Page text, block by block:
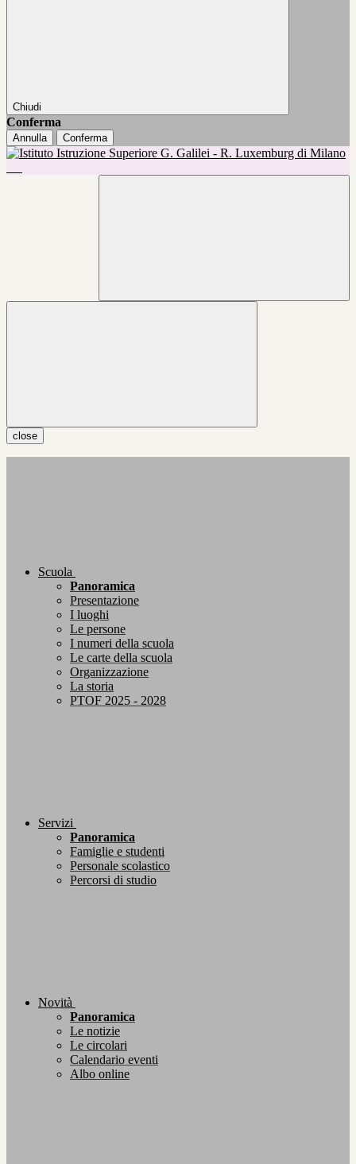
Chiudi
Conferma
Annulla Conferma
close
Scuola
Panoramica
Presentazione
I luoghi
Le persone
I numeri della scuola
Le carte della scuola
Organizzazione
La storia
PTOF 2025 - 2028
Servizi
Panoramica
Famiglie e studenti
Personale scolastico
Percorsi di studio
Novità
Panoramica
Le notizie
Le circolari
Calendario eventi
Albo online